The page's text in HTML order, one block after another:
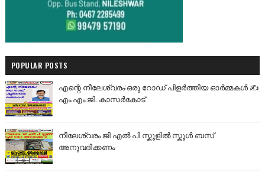
POPULAR POSTS
എന്റെ നീലേശ്വരം:ഒരു റോഡ് പിളർത്തിയ ഓർമ്മകൾ ✍️
എം.എം.ജി. കാസർകോട്
നീലേശ്വരം ജി എൽ പി സ്കൂളിൽ സ്കൂൾ ബസ്
അനുവദിക്കണം